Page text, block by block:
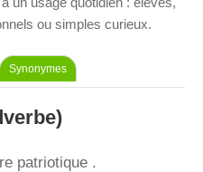
ou simples curieux.
Synonymes
patriotique .